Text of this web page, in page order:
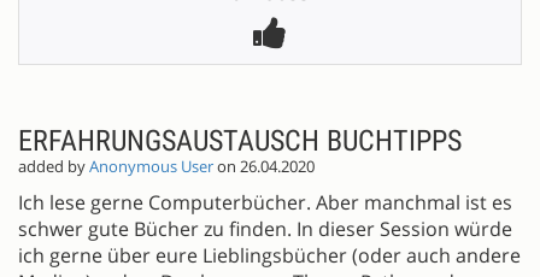
ERFAHRUNGSAUSTAUSCH BUCHTIPPS
added byAnonymous Useron 26.04.2020
Ich lese gerne Computerbücher. Aber manchmal ist es
schwer gute Bücher zu finden. In dieser Session würde
ich gerne über eure Lieblingsbücher (oder auch andere